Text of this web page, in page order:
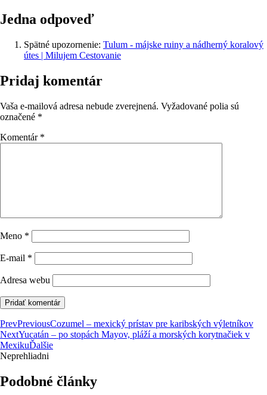
Jedna odpoveď
Spätné upozornenie: Tulum - májske ruiny a nádherný koralový
útes | Milujem Cestovanie
Pridaj komentár
Vaša e-mailová adresa nebude zverejnená. Vyžadované polia sú
označené *
Komentár *
Meno *
E-mail *
Adresa webu
PrevPreviousCozumel – mexický prístav pre karibských výletníkov
NextYucatán – po stopách Mayov, pláží a morských korytnačiek v
MexikuĎalšie
Neprehliadni
Podobné články